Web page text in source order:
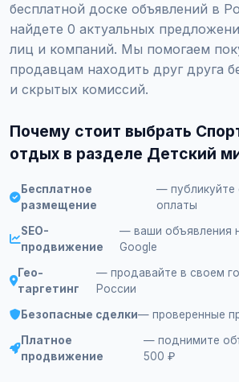
бесплатной доске объявлений в
найдете 0 актуальных
лиц и компаний. Мы помогаем
продавцам находить друг друга
и скрытых комиссий.
Почему стоит выбрать
отдых в разделе Детский
Бесплатное
размещение
— публикуйте
оплаты
SEO-
продвижение
— ваши объявления
Google
Гео-
таргетинг
— продавайте в своем
России
Безопасные сделки— проверенные
Платное
продвижение
— поднимите
500 ₽